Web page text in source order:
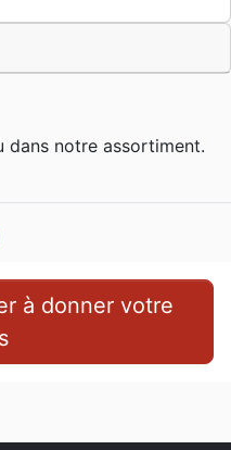
dans notre assortiment.